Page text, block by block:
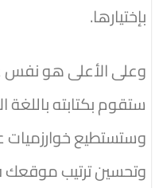
بإختيارها.
وعلى الأعلى هو نفس
ستقوم بكتابته باللغة
وستستطيع خوارزميات
وتحسين ترتيب موقعك